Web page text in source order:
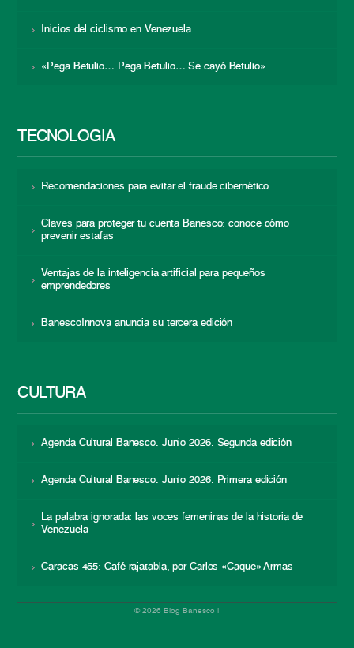
Inicios del ciclismo en Venezuela
«Pega Betulio… Pega Betulio… Se cayó Betulio»
TECNOLOGÍA
Recomendaciones para evitar el fraude cibernético
Claves para proteger tu cuenta Banesco: conoce cómo
prevenir estafas
Ventajas de la inteligencia artificial para pequeños
emprendedores
BanescoInnova anuncia su tercera edición
CULTURA
Agenda Cultural Banesco. Junio 2026. Segunda edición
Agenda Cultural Banesco. Junio 2026. Primera edición
La palabra ignorada: las voces femeninas de la historia de
Venezuela
Caracas 455: Café rajatabla, por Carlos «Caque» Armas
© 2026 Blog Banesco |